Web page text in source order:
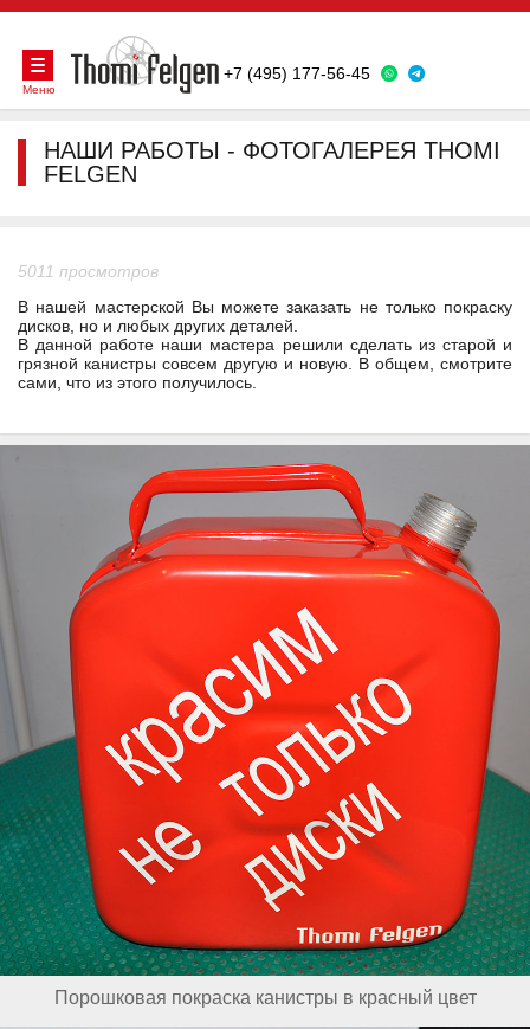
+7 (495) 177-56-45
Меню
НАШИ РАБОТЫ - ФОТОГАЛЕРЕЯ THOMI
FELGEN
5011 просмотров
В нашей мастерской Вы можете заказать не только покраску
дисков, но и любых других деталей.
В данной работе наши мастера решили сделать из старой и
грязной канистры совсем другую и новую. В общем, смотрите
сами, что из этого получилось.
Порошковая покраска канистры в красный цвет